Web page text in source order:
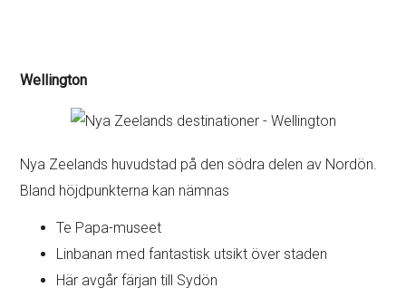
Wellington
Nya Zeelands huvudstad på den södra delen av Nordön.
Bland höjdpunkterna kan nämnas
Te Papa-museet
Linbanan med fantastisk utsikt över staden
Här avgår färjan till Sydön